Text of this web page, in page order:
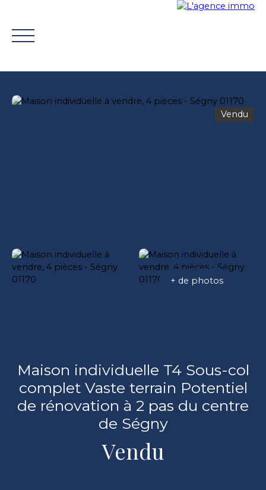
Vendu
+ de photos
Maison individuelle T4 Sous-col
complet Vaste terrain Potentiel
de rénovation à 2 pas du centre
de Ségny
Vendu